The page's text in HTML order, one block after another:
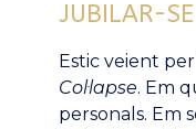
JUBILAR-
Estic veient
Col·lapse. Em
personals. Em